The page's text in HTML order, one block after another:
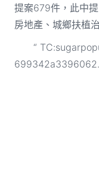
提案679件，此中
房地產、城鄉扶植
“